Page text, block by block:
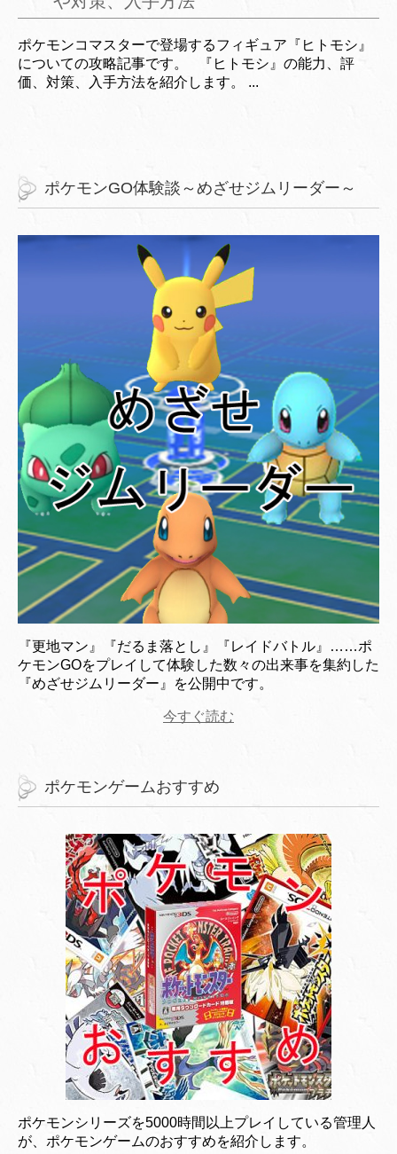
ポケモンコマスターで登場するフィギュア『ヒトモシ』
についての攻略記事です。 『ヒトモシ』の能力、評
価、対策、入手方法を紹介します。 ...
ポケモンGO体験談～めざせジムリーダー～
『更地マン』『だるま落とし』『レイドバトル』……ポ
ケモンGOをプレイして体験した数々の出来事を集約した
『めざせジムリーダー』を公開中です。
今すぐ読む
ポケモンゲームおすすめ
ポケモンシリーズを5000時間以上プレイしている管理人
が、ポケモンゲームのおすすめを紹介します。